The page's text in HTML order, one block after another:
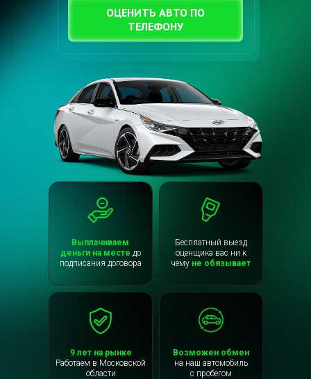
ОЦЕНИТЬ АВТО ПО
ТЕЛЕФОНУ
Выплачиваем
деньги на месте до
подписания договора
Бесплатный выезд
оценщика вас ни к
чему не обязывает
Возможен обмен
на наш автомобиль
с пробегом
9 лет на рынке
Работаем в Московской
области